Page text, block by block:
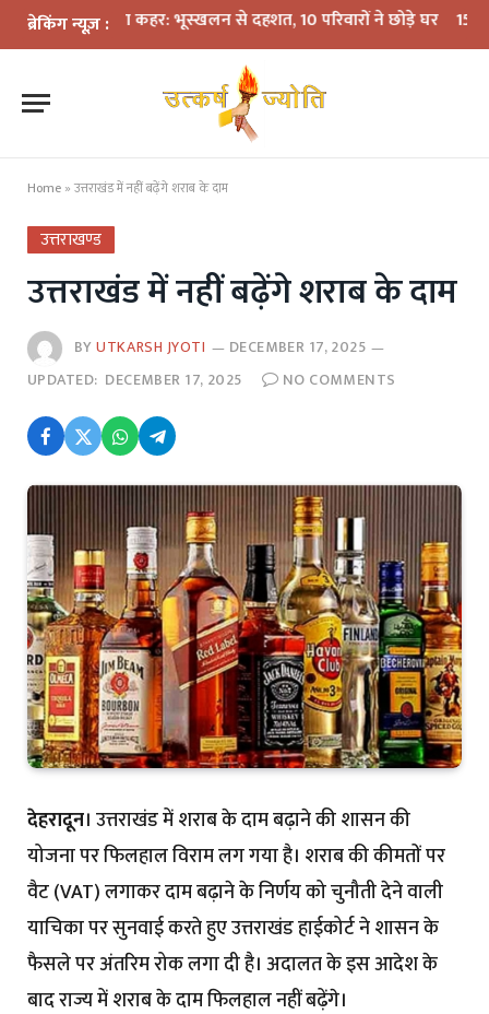
ब्रेकिंग न्यूज़ :
बारिश का कहर: भूस्खलन से दहशत, 10 परिवारों ने छोड़े घर 15 अगस्त तक
Home » उत्तराखंड में नहीं बढ़ेंगे शराब के दाम
उत्तराखण्ड
उत्तराखंड में नहीं बढ़ेंगे शराब के दाम
BYUTKARSH JYOTI
DECEMBER 17, 2025
UPDATED: DECEMBER 17, 2025 NO COMMENTS
देहरादून। उत्तराखंड में शराब के दाम बढ़ाने की शासन की
योजना पर फिलहाल विराम लग गया है। शराब की कीमतों पर
वैट (VAT) लगाकर दाम बढ़ाने के निर्णय को चुनौती देने वाली
याचिका पर सुनवाई करते हुए उत्तराखंड हाईकोर्ट ने शासन के
फैसले पर अंतरिम रोक लगा दी है। अदालत के इस आदेश के
बाद राज्य में शराब के दाम फिलहाल नहीं बढ़ेंगे।